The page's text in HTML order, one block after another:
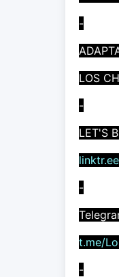
-
LOS
-
LET'S
-
t.me/
-